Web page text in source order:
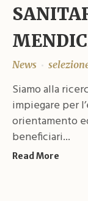
News
Siamo alla
impiegare per
orientamento
beneficiari...
Read More